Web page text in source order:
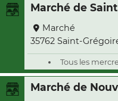
Marché de
Marché
35762 Saint-
Tous les
Marché de